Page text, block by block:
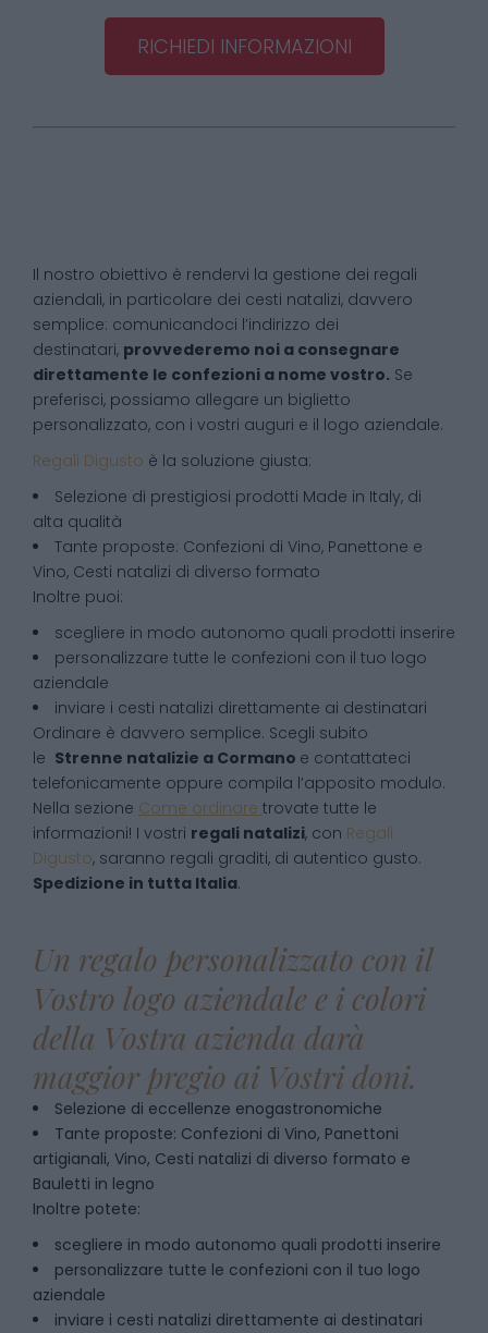
RICHIEDI INFORMAZIONI
Il nostro obiettivo è rendervi la gestione dei regali
aziendali, in particolare dei cesti natalizi, davvero
semplice: comunicandoci l’indirizzo dei
destinatari, provvederemo noi a consegnare
direttamente le confezioni a nome vostro. Se
preferisci, possiamo allegare un biglietto
personalizzato, con i vostri auguri e il logo aziendale.
Regali Digusto è la soluzione giusta:
Selezione di prestigiosi prodotti Made in Italy, di
alta qualità
Tante proposte: Confezioni di Vino, Panettone e
Vino, Cesti natalizi di diverso formato
Inoltre puoi:
scegliere in modo autonomo quali prodotti inserire
personalizzare tutte le confezioni con il tuo logo
aziendale
inviare i cesti natalizi direttamente ai destinatari
Ordinare è davvero semplice. Scegli subito
le Strenne natalizie a Cormano e contattateci
telefonicamente oppure compila l’apposito modulo.
Nella sezione Come ordinare trovate tutte le
informazioni! I vostri regali natalizi, con Regali
Digusto, saranno regali graditi, di autentico gusto.
Spedizione in tutta Italia.
Un regalo personalizzato con il
Vostro logo aziendale e i colori
della Vostra azienda darà
maggior pregio ai Vostri doni.
Selezione di eccellenze enogastronomiche
Tante proposte: Confezioni di Vino, Panettoni
artigianali, Vino, Cesti natalizi di diverso formato e
Bauletti in legno
Inoltre potete:
scegliere in modo autonomo quali prodotti inserire
personalizzare tutte le confezioni con il tuo logo
aziendale
inviare i cesti natalizi direttamente ai destinatari